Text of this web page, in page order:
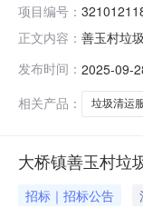
项目编号：
正文内容： 善玉村垃
1317:00
发布时间： 2025-09-
相关产品：
垃圾清运
大桥镇善玉村垃
招标｜招标公告